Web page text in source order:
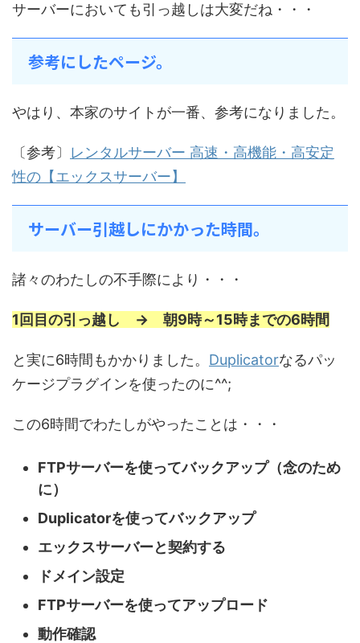
サーバーにおいても引っ越しは大変だね・・・
参考にしたページ。
やはり、本家のサイトが一番、参考になりました。
〔参考〕 レンタルサーバー 高速・高機能・高安定
性の【エックスサーバー】
サーバー引越しにかかった時間。
諸々のわたしの不手際により・・・
1回目の引っ越し → 朝9時～15時までの6時間
と実に6時間もかかりました。 Duplicatorなるパッ
ケージプラグインを使ったのに^^;
この6時間でわたしがやったことは・・・
FTPサーバーを使ってバックアップ（念のため
に）
Duplicatorを使ってバックアップ
エックスサーバーと契約する
ドメイン設定
FTPサーバーを使ってアップロード
動作確認